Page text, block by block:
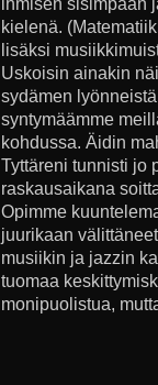
ihmisen sisimpään
kielenä.
lisäksi
Uskoisin ainakin
sydämen
syntymäämme
kohdussa. Äidin
Tyttäreni tunnisti jo
raskausaikana
Opimme
juurikaan
musiikin ja jazzin
tuomaa
monipuolistua,